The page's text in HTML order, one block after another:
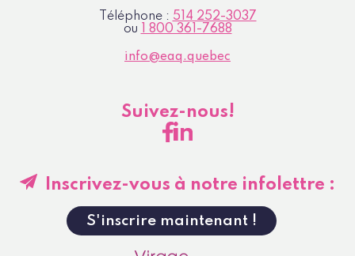
Téléphone : 514 252-3037
ou 1 800 361-7688
info@eaq.quebec
Suivez-nous!
Inscrivez-vous à notre infolettre :
S'inscrire maintenant !